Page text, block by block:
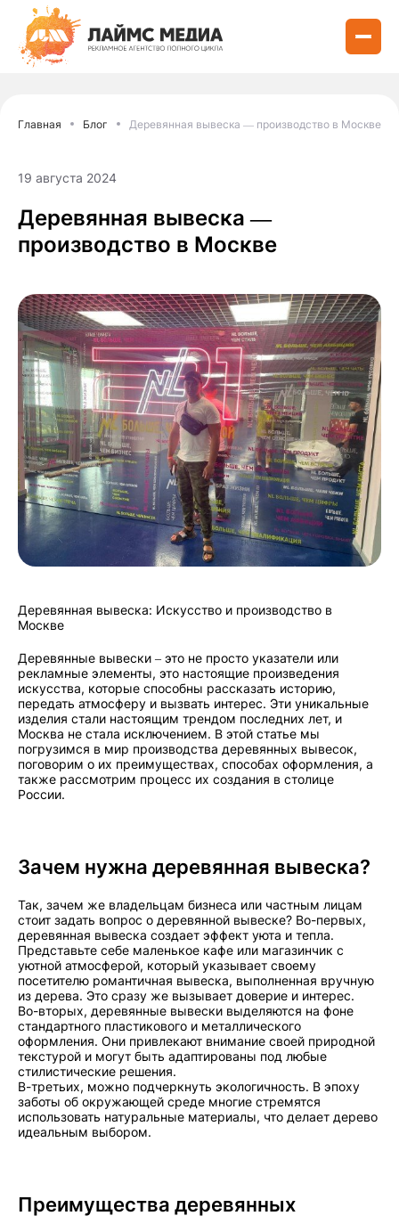
Главная Блог Деревянная вывеска — производство в Москве
19 августа 2024
Деревянная вывеска —
производство в Москве
Деревянная вывеска: Искусство и производство в
Москве
Деревянные вывески – это не просто указатели или
рекламные элементы, это настоящие произведения
искусства, которые способны рассказать историю,
передать атмосферу и вызвать интерес. Эти уникальные
изделия стали настоящим трендом последних лет, и
Москва не стала исключением. В этой статье мы
погрузимся в мир производства деревянных вывесок,
поговорим о их преимуществах, способах оформления, а
также рассмотрим процесс их создания в столице
России.
Зачем нужна деревянная вывеска?
Так, зачем же владельцам бизнеса или частным лицам
стоит задать вопрос о деревянной вывеске? Во-первых,
деревянная вывеска создает эффект уюта и тепла.
Представьте себе маленькое кафе или магазинчик с
уютной атмосферой, который указывает своему
посетителю романтичная вывеска, выполненная вручную
из дерева. Это сразу же вызывает доверие и интерес.
Во-вторых, деревянные вывески выделяются на фоне
стандартного пластикового и металлического
оформления. Они привлекают внимание своей природной
текстурой и могут быть адаптированы под любые
стилистические решения.
В-третьих, можно подчеркнуть экологичность. В эпоху
заботы об окружающей среде многие стремятся
использовать натуральные материалы, что делает дерево
идеальным выбором.
Преимущества деревянных